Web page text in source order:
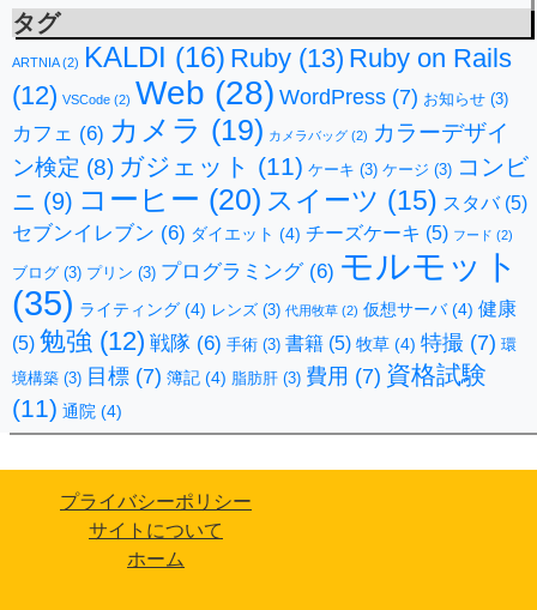
タグ
ARTNIA(2) KALDI (16) Ruby (13) Ruby on Rails
(12) VSCode (2) Web (28) WordPress (7) お知らせ (3)
カフェ (6) カメラ (19) カメラバッグ (2) カラーデザイ
ン検定 (8) ガジェット (11) ケーキ (3) ケージ (3) コンビ
ニ (9) コーヒー (20) スイーツ (15) スタバ(5)
セブンイレブン (6) ダイエット (4) チーズケーキ (5) フード (2)
ブログ (3) プリン (3) プログラミング(6) モルモット
(35) ライティング (4) レンズ (3) 代用牧草 (2) 仮想サーバ(4) 健康
(5) 勉強 (12) 戦隊 (6) 手術 (3) 書籍 (5) 牧草 (4) 特撮 (7) 環
境構築 (3) 目標 (7) 簿記 (4) 脂肪肝 (3) 費用 (7) 資格試験
(11) 通院 (4)
プライバシーポリシー
サイトについて
ホーム